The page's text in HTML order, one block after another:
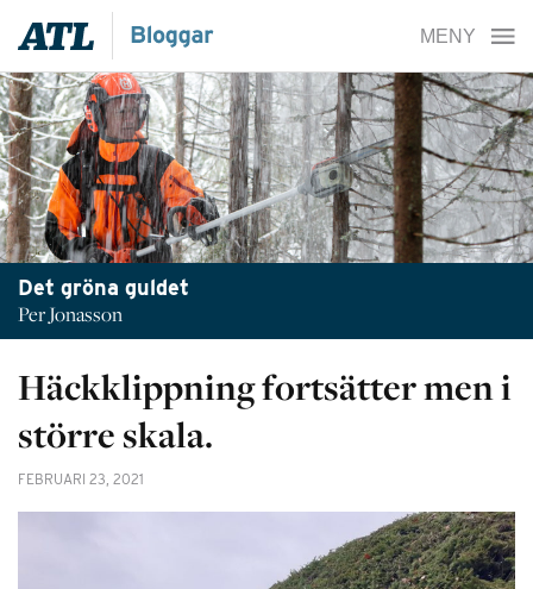
Det gröna guldet
Per Jonasson
Häckklippning fortsätter men i
större skala.
FEBRUARI 23, 2021